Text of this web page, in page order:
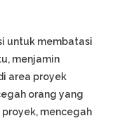
untuk membatasi
menjamin
area proyek
orang yang
mencegah